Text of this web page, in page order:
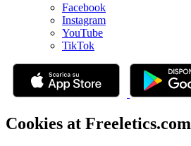
Facebook
Instagram
YouTube
TikTok
Cookies at Freeletics.com